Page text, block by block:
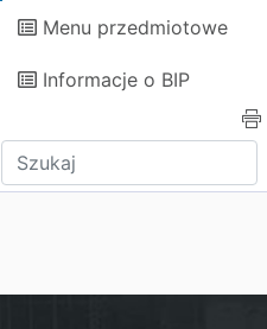
Menu przedmiotowe
Informacje o BIP
Wpisz tekst do wyszukania